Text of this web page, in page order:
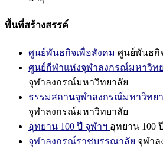
พื้นที่สร้างสรรค์
ศูนย์พันธกิจเพื่อสังคม ศูนย์พันธกิ
ศูนย์กีฬาแห่งจุฬาลงกรณ์มหาวิท
จุฬาลงกรณ์มหาวิทยาลัย
ธรรมสถานจุฬาลงกรณ์มหาวิทย
จุฬาลงกรณ์มหาวิทยาลัย
อุทยาน 100 ปี จุฬาฯ อุทยาน 100
จุฬาลงกรณ์ราชบรรณาลัย จุฬา